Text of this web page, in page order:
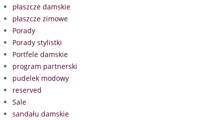
płaszcze damskie
płaszcze zimowe
Porady
Porady stylistki
Portfele damskie
program partnerski
pudelek modowy
reserved
Sale
sandału damskie